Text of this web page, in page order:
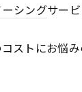
シングサー
ストにお悩